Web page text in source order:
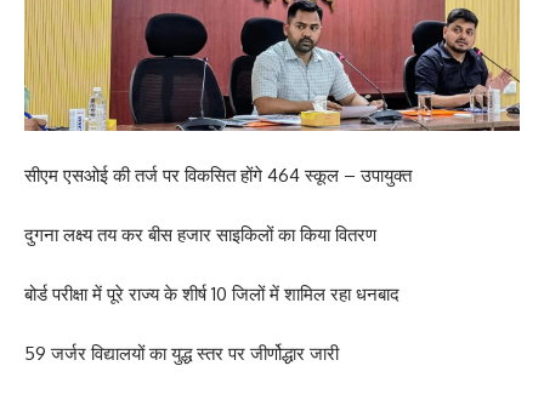
सीएम एसओई की तर्ज पर विकसित होंगे 464 स्कूल – उपायुक्त
दुगना लक्ष्य तय कर बीस हजार साइकिलों का किया वितरण
बोर्ड परीक्षा में पूरे राज्य के शीर्ष 10 जिलों में शामिल रहा धनबाद
59 जर्जर विद्यालयों का युद्ध स्तर पर जीर्णोद्धार जारी